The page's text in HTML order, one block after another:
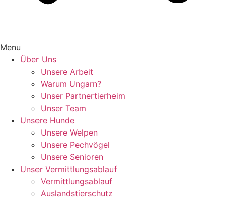
Menu
Über Uns
Unsere Arbeit
Warum Ungarn?
Unser Partnertierheim
Unser Team
Unsere Hunde
Unsere Welpen
Unsere Pechvögel
Unsere Senioren
Unser Vermittlungsablauf
Vermittlungsablauf
Auslandstierschutz